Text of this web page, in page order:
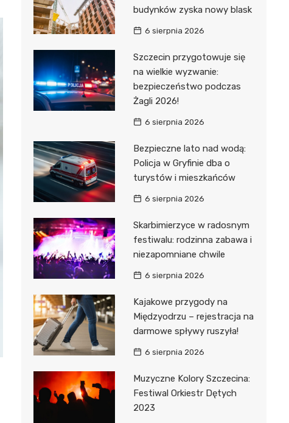
budynków zyska nowy blask
6 sierpnia 2026
Szczecin przygotowuje się
na wielkie wyzwanie:
bezpieczeństwo podczas
Żagli 2026!
6 sierpnia 2026
Bezpieczne lato nad wodą:
Policja w Gryfinie dba o
turystów i mieszkańców
6 sierpnia 2026
Skarbimierzyce w radosnym
festiwalu: rodzinna zabawa i
niezapomniane chwile
6 sierpnia 2026
Kajakowe przygody na
Międzyodrzu – rejestracja na
darmowe spływy ruszyła!
6 sierpnia 2026
Muzyczne Kolory Szczecina:
Festiwal Orkiestr Dętych
2023